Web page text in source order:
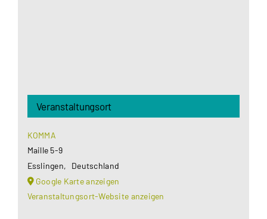
Veranstaltungsort
KOMMA
Maille 5-9
Esslingen,
Deutschland
Google Karte anzeigen
Veranstaltungsort-Website anzeigen